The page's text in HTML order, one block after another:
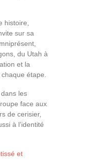
histoire,
sur sa
du Utah à
et la
étape.
les
face aux
de cerisier,
à l’identité
et